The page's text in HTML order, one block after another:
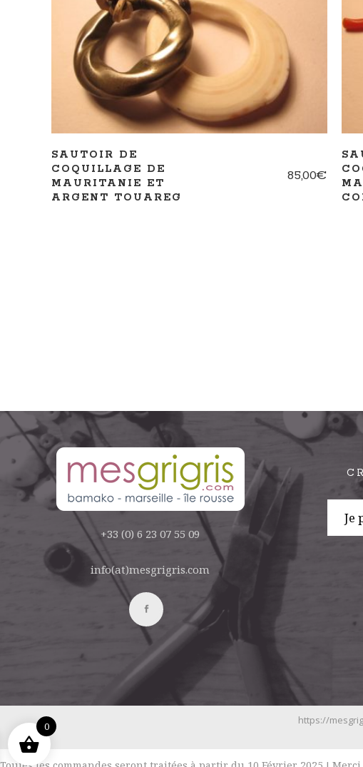
AJOUTER AU PANIER
SAUTOIR DE
COQUILLAGE DE
MAURITANIE ET
ARGENT TOUAREG
85,00€
+33 (0) 6 23 07 55 09
info(at)mesgrigris.com
Je
https://
0